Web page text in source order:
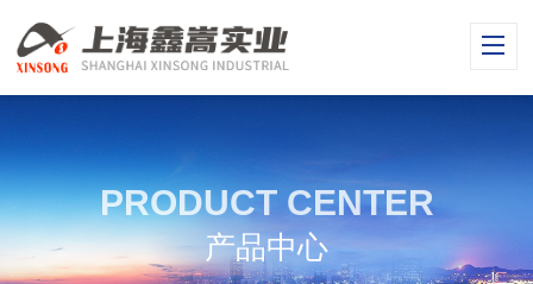
PRODUCT CENTER
产品中心